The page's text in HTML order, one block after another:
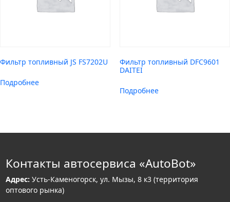
Фильтр топливный JS FS7202U
Подробнее
Фильтр топливный DFC9601
DAITEI
Подробнее
Контакты автосервиса «AutoBot»
Адрес: Усть-Каменогорск, ул. Мызы, 8 к3 (территория
оптового рынка)